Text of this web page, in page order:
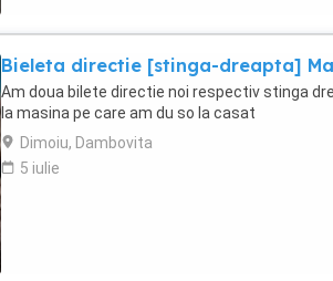
Bieleta directie [stinga-dreapta]
Am doua bilete directie noi respectiv stinga
la masina pe care am du so la casat
Dimoiu, Dambovita
5 iulie